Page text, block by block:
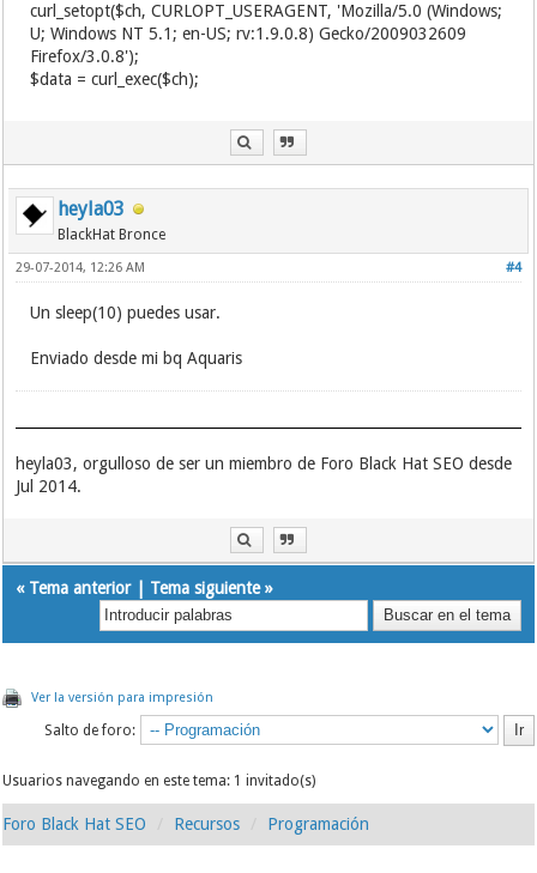
curl_setopt($ch, CURLOPT_USERAGENT, 'Mozilla/5.0 (Windows;
U; Windows NT 5.1; en-US; rv:1.9.0.8) Gecko/2009032609
Firefox/3.0.8');
$data = curl_exec($ch);
heyla03
BlackHat Bronce
#4
29-07-2014, 12:26 AM
Un sleep(10) puedes usar.
Enviado desde mi bq Aquaris
heyla03, orgulloso de ser un miembro de Foro Black Hat SEO desde
Jul 2014.
« Tema anterior| Tema siguiente»
Ver la versión para impresión
Salto de foro:
Usuarios navegando en este tema: 1 invitado(s)
Foro Black Hat SEO Recursos Programación